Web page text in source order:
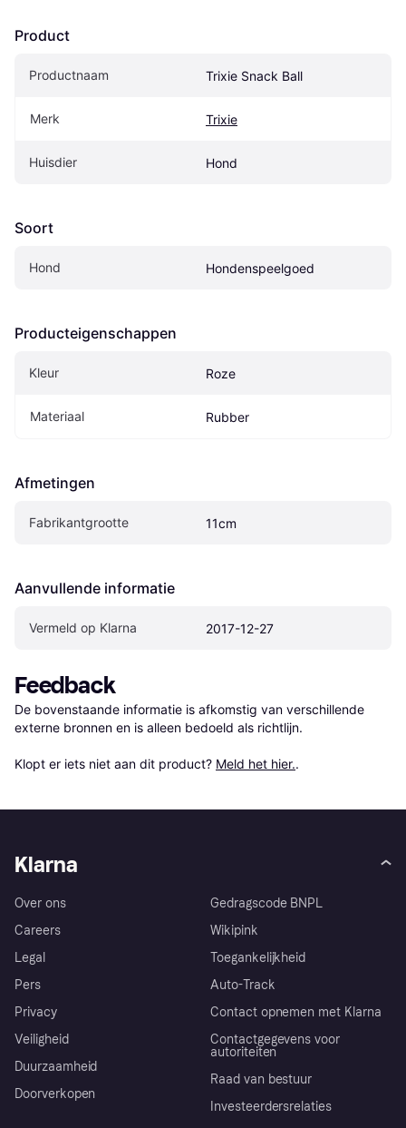
Product
Productnaam Trixie Snack Ball
Merk Trixie
Huisdier Hond
Soort
Hond Hondenspeelgoed
Producteigenschappen
Kleur Roze
Materiaal Rubber
Afmetingen
Fabrikantgrootte 11cm
Aanvullende informatie
Vermeld op Klarna 2017-12-27
Feedback
De bovenstaande informatie is afkomstig van verschillende
externe bronnen en is alleen bedoeld als richtlijn.
Klopt er iets niet aan dit product? Meld het hier..
Klarna
Over ons
Careers
Legal
Pers
Privacy
Veiligheid
Duurzaamheid
Doorverkopen
Gedragscode BNPL
Wikipink
Toegankelijkheid
Auto-Track
Contact opnemen met Klarna
Contactgegevens voor
autoriteiten
Raad van bestuur
Investeerdersrelaties